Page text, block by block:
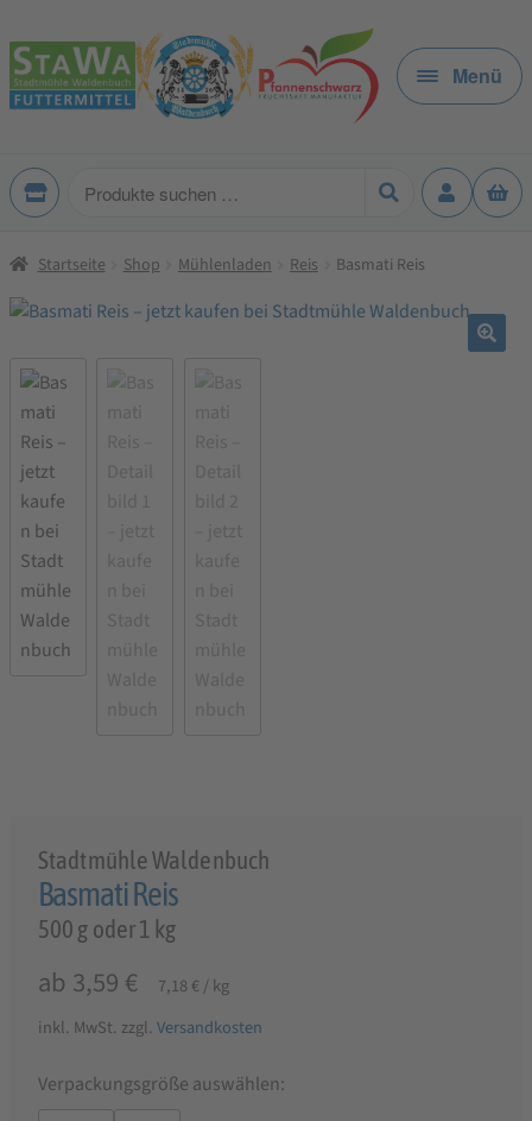
Zur
Navigation
springen
Zum
Inhalt
springen
Menü
Produkte
Startseite Shop Mühlenladen Reis Basmati Reis
Stadtmühle Waldenbuch
Basmati Reis
500 g oder 1 kg
ab 3,59 € 7,18 €/kg
inkl. MwSt. zzgl. Versandkosten
Verpackungsgröße auswählen: